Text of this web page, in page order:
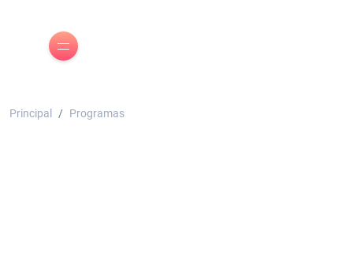
Principal Programas